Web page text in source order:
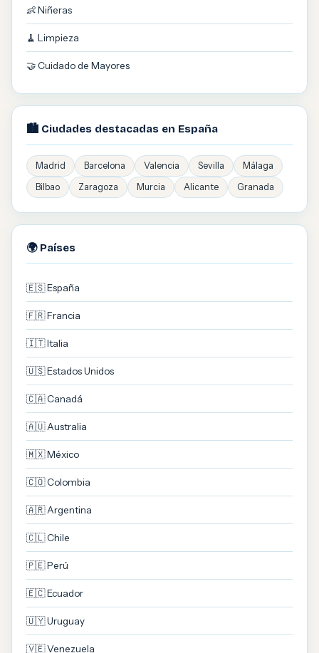
👶 Niñeras
🧹 Limpieza
🤝 Cuidado de Mayores
🏙️ Ciudades destacadas en España
Madrid Barcelona Valencia Sevilla
Málaga
Bilbao
Zaragoza Murcia Alicante Granada
🌍 Países
🇪🇸 España
🇫🇷 Francia
🇮🇹 Italia
🇺🇸 Estados Unidos
🇨🇦 Canadá
🇦🇺 Australia
🇲🇽 México
🇨🇴 Colombia
🇦🇷 Argentina
🇨🇱 Chile
🇵🇪 Perú
🇪🇨 Ecuador
🇺🇾 Uruguay
🇻🇪 Venezuela